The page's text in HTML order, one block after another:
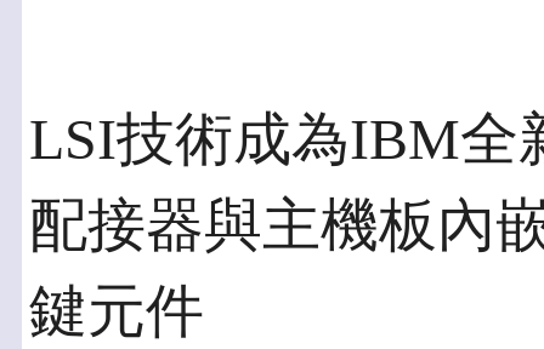
LSI技術成為IBM全
配接器與主機板內
鍵元件